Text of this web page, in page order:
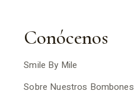
Conócenos
Smile By Mile
Sobre Nuestros Bombones